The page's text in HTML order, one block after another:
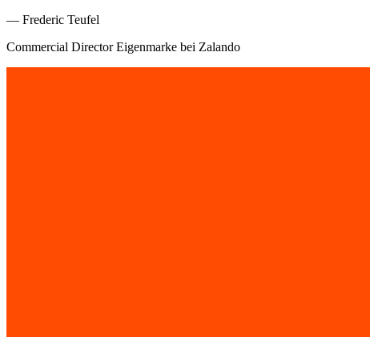
— Frederic Teufel
Commercial Director Eigenmarke bei Zalando